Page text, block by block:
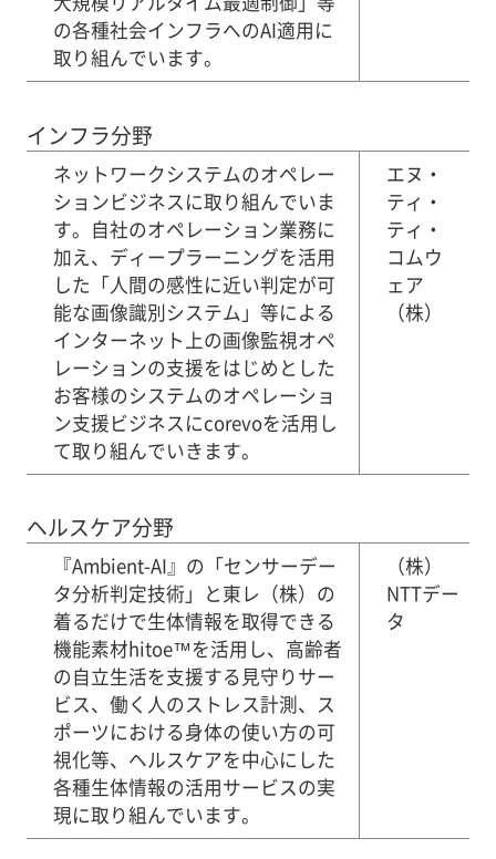
の各種社会インフラへのAI適用に
取り組んでいます。
インフラ分野
ネットワークシステムのオペレー
ションビジネスに取り組んでいま
す。自社のオペレーション業務に
加え、ディープラーニングを活用
した「人間の感性に近い判定が可
能な画像識別システム」等による
インターネット上の画像監視オペ
レーションの支援をはじめとした
お客様のシステムのオペレーショ
ン支援ビジネスにcorevoを活用し
て取り組んでいきます。
エヌ・
ティ・
ティ・
コムウ
ェア
（株）
ヘルスケア分野
『Ambient-AI』の「センサーデー
タ分析判定技術」と東レ（株）の
着るだけで生体情報を取得できる
機能素材hitoe™を活用し、高齢者
の自立生活を支援する見守りサー
ビス、働く人のストレス計測、ス
ポーツにおける身体の使い方の可
視化等、ヘルスケアを中心にした
各種生体情報の活用サービスの実
現に取り組んでいます。
（株）
NTTデー
タ